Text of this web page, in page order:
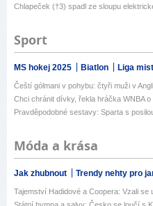
Chlapeček (†3) spadl ze sloupu
Sport
MS hokej 2025 Biatlon Liga
Čeští gólmani v pohybu: čtyři muži v
Chci chránit dívky, řekla hráčka WNBA o
Pravděpodobné sestavy: Sparta s
Móda a krása
Jak zhubnout Trendy nehty pro
Tajemství Hadidové a Coopera: Vzali se